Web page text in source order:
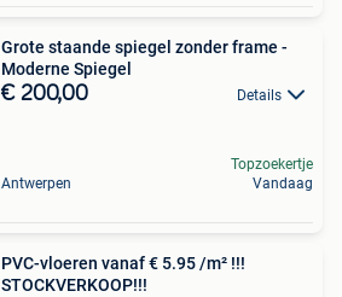
Grote staande spiegel zonder frame -
Moderne Spiegel
€ 200,00 Details
Antwerpen
Topzoekertje
Vandaag
PVC-vloeren vanaf € 5.95 /m² !!!
STOCKVERKOOP!!!